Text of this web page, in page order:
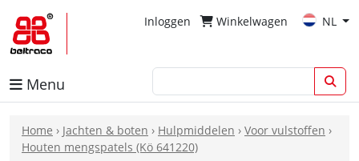
Inloggen Winkelwagen NL
Menu
Home › Jachten & boten › Hulpmiddelen › Voor vulstoffen ›
Houten mengspatels (Kö 641220)